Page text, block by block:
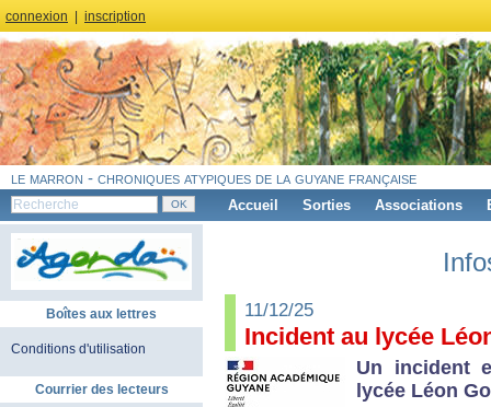
connexion inscription
le marron - chroniques atypiques de la guyane française
Accueil Sorties Associations
Boîtes aux lettres
Conditions d'utilisation
Courrier des lecteurs
11/12/25
Incident au lycée
Un incident
lycée Léon